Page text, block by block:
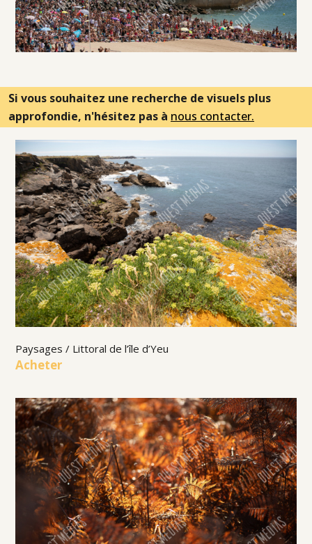
Si vous souhaitez une recherche de visuels plus
approfondie, n'hésitez pas à nous contacter.
Paysages / Littoral de l’île d’Yeu
Acheter